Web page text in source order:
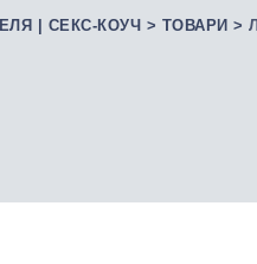
| СЕКС-КОУЧ > ТОВАРИ >